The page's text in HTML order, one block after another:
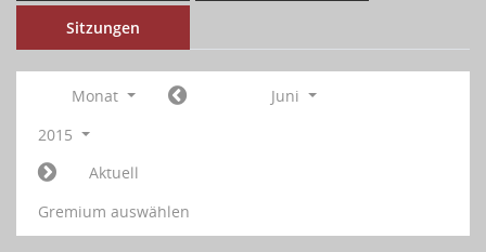
Sitzungen
Monat
Juni
2015
Aktuell
Gremium auswählen